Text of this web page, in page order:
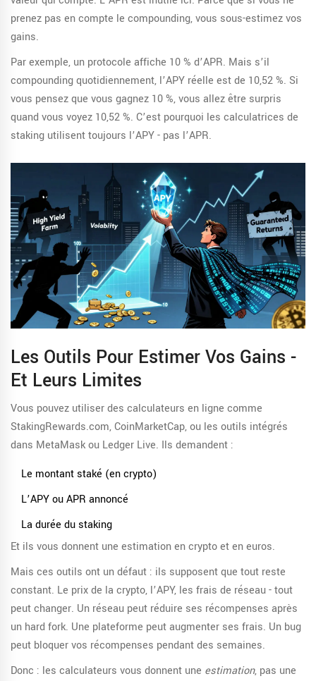
prenez pas en compte le compounding, vous sous-estimez vos
gains.
Par exemple, un protocole affiche 10 % d’APR. Mais s’il
compounding quotidiennement, l’APY réelle est de 10,52 %. Si
vous pensez que vous gagnez 10 %, vous allez être surpris
quand vous voyez 10,52 %. C’est pourquoi les calculatrices de
staking utilisent toujours l’APY - pas l’APR.
Les Outils Pour Estimer Vos Gains -
Et Leurs Limites
Vous pouvez utiliser des calculateurs en ligne comme
StakingRewards.com, CoinMarketCap, ou les outils intégrés
dans MetaMask ou Ledger Live. Ils demandent :
Le montant staké (en crypto)
L’APY ou APR annoncé
La durée du staking
Et ils vous donnent une estimation en crypto et en euros.
Mais ces outils ont un défaut : ils supposent que tout reste
constant. Le prix de la crypto, l’APY, les frais de réseau - tout
peut changer. Un réseau peut réduire ses récompenses après
un hard fork. Une plateforme peut augmenter ses frais. Un bug
peut bloquer vos récompenses pendant des semaines.
Donc : les calculateurs vous donnent une estimation, pas une